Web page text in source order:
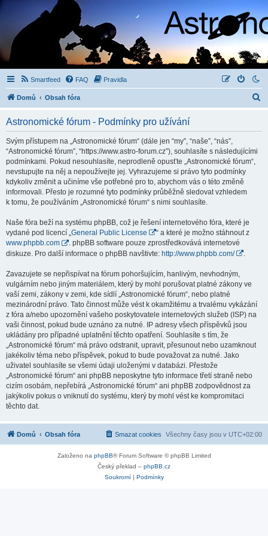
Smartfeed FAQ Pravidla
Domů Obsah fóra
Astronomické fórum - Podmínky pro užívání
Svým přístupem na „Astronomické fórum“ (dále jen “my”, “naše”, “nás”,
“Astronomické fórum”, “https://www.astro-forum.cz”), souhlasíte s následujícími
podmínkami. Pokud nesouhlasíte, neprodleně opusťte „Astronomické fórum“,
nevstupujte na něj a nepoužívejte jej. Vyhrazujeme si právo tyto podmínky
kdykoliv změnit a učiníme vše potřebné pro to, abychom vás o této změně
informovali. Přesto je rozumné tyto podmínky průběžně sledovat vzhledem
k tomu, že používáním „Astronomické fórum“ s nimi souhlasíte.
Naše fóra beží na systému phpBB, což je řešení internetového fóra, které je
vydané pod licencí „General Public License
“ a které je možno stáhnout z
www.phpbb.com
. phpBB software pouze zprostředkovává internetové
diskuze. Pro další informace o phpBB navštivte: http://www.phpbb.com/
Zavazujete se nepřispívat na fórum pohoršujícím, hanlivým, nevhodným,
vulgárním nebo jiným materiálem, který by mohl porušovat platné zákony ve
vaší zemi, zákony v zemi, kde sídlí „Astronomické fórum“, nebo platné
mezinárodní právo. Tato činnost může vést k okamžitému a trvalému vykázání
z fóra a/nebo upozornění vašeho poskytovatele internetových služeb (ISP) na
vaši činnost, pokud bude uznáno za nutné. IP adresy všech příspěvků jsou
ukládány pro případné uplatnění těchto opatření. Souhlasíte s tím, že
„Astronomické fórum“ má právo odstranit, upravit, přesunout nebo uzamknout
jakékoliv téma nebo příspěvek, pokud to bude považovat za nutné. Jako
uživatel souhlasíte se všemi údaji uloženými v databázi. Přestože
„Astronomické fórum“ ani phpBB neposkytne tyto informace třetí straně nebo
cizím osobám, nepřebírá „Astronomické fórum“ ani phpBB zodpovědnost za
jakýkoliv pokus o vniknutí do systému, který by mohl vést ke kompromitaci
těchto dat.
Domů Obsah fóra Všechny časy jsou v UTC+02:00
Smazat cookies
Založeno na phpBB® Forum Software © phpBB Limited
Český překlad – phpBB.cz
Soukromí| Podmínky